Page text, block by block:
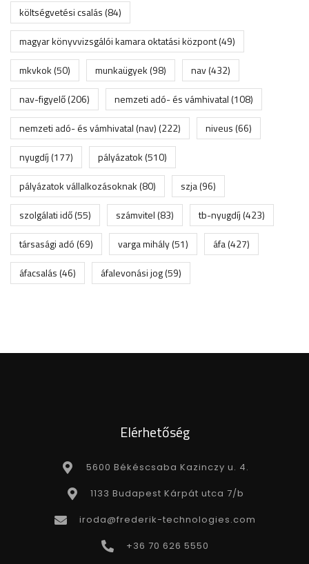
költségvetési csalás(84)
magyar könyvvizsgálói kamara oktatási központ(49)
mkvkok(50) munkaügyek(98) nav(432)
nav-figyelő(206) nemzeti adó- és vámhivatal(108)
nemzeti adó- és vámhivatal (nav)(222) niveus(66)
nyugdíj(177) pályázatok(510)
pályázatok vállalkozásoknak(80) szja(96)
szolgálati idő(55) számvitel(83) tb-nyugdíj(423)
társasági adó(69) varga mihály(51) áfa(427)
áfacsalás(46) áfalevonási jog(59)
Elérhetőség
5600 Békéscsaba Kazinczy u. 4.
1133 Budapest Kárpát utca 7/b
iroda@frederik-technologies.com
+36 70 626 5550